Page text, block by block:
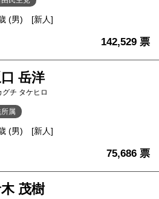
(男) [新人]
142,529 票
岳洋
グチ タケヒロ
所属
(男) [新人]
75,686 票
茂樹